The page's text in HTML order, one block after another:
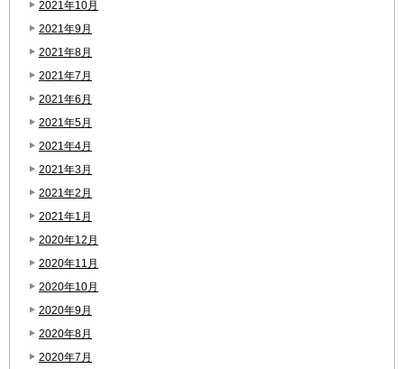
2021年10月
2021年9月
2021年8月
2021年7月
2021年6月
2021年5月
2021年4月
2021年3月
2021年2月
2021年1月
2020年12月
2020年11月
2020年10月
2020年9月
2020年8月
2020年7月